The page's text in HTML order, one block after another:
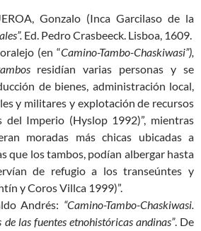
Gonzalo (Inca Garcilaso de la
Ed. Pedro Crasbeeck. Lisboa, 1609.
(en “Camino-Tambo-Chaskiwasi”),
residían varias personas y se
de bienes, administración local,
y militares y explotación de recursos
del Imperio (Hyslop 1992)”, mientras
moradas más chicas ubicadas a
que los tambos, podían albergar hasta
de refugio a los transeúntes y
y Coros Villca 1999)”.
Andrés: “Camino-Tambo-Chaskiwasi.
las fuentes etnohistóricas andinas”. De